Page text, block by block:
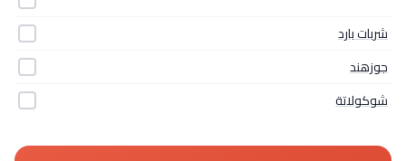
شربات بارد
جوزهند
شوكولاتة